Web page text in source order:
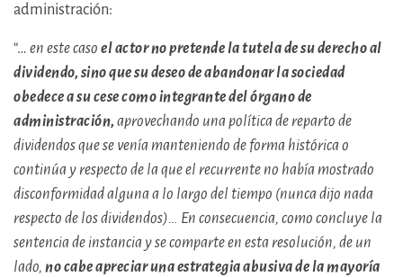
administración:
“… en este caso el actor no pretende la tutela de su derecho al
dividendo, sino que su deseo de abandonar la sociedad
obedece a su cese como integrante del órgano de
administración, aprovechando una política de reparto de
dividendos que se venía manteniendo de forma histórica o
continúa y respecto de la que el recurrente no había mostrado
disconformidad alguna a lo largo del tiempo (nunca dijo nada
respecto de los dividendos)… En consecuencia, como concluye la
sentencia de instancia y se comparte en esta resolución, de un
lado, no cabe apreciar una estrategia abusiva de la mayoría